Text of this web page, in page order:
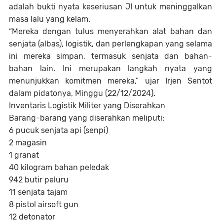
adalah bukti nyata keseriusan JI untuk meninggalkan
masa lalu yang kelam.
“Mereka dengan tulus menyerahkan alat bahan dan
senjata (albas), logistik, dan perlengkapan yang selama
ini mereka simpan, termasuk senjata dan bahan-
bahan lain. Ini merupakan langkah nyata yang
menunjukkan komitmen mereka,” ujar Irjen Sentot
dalam pidatonya, Minggu (22/12/2024).
Inventaris Logistik Militer yang Diserahkan
Barang-barang yang diserahkan meliputi:
6 pucuk senjata api (senpi)
2 magasin
1 granat
40 kilogram bahan peledak
942 butir peluru
11 senjata tajam
8 pistol airsoft gun
12 detonator